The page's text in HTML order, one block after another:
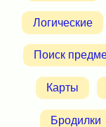
Логические
Поиск
Карты
Бродилки